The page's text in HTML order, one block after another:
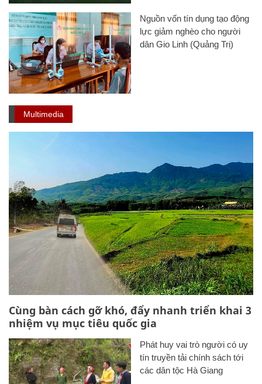
Nguồn vốn tín dụng tạo động
lực giảm nghèo cho người
dân Gio Linh (Quảng Trị)
Multimedia
Cùng bàn cách gỡ khó, đẩy nhanh triển khai 3
nhiệm vụ mục tiêu quốc gia
Phát huy vai trò người có uy
tín truyền tải chính sách tới
các dân tộc Hà Giang